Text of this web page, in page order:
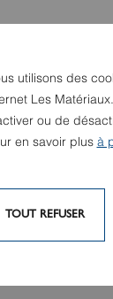
utilisons des
Les
ou de
en savoir plus à
TOUT REFUSER